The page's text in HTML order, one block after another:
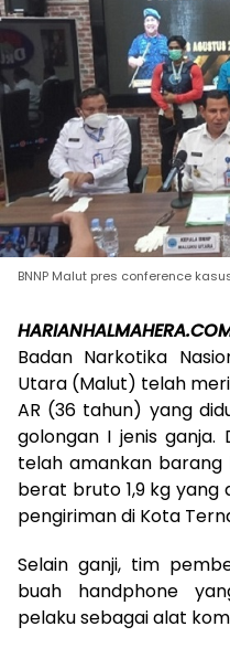
BNNP Malut pres conference
Badan Narkotika
Utara (Malut) telah
AR (36 tahun) yang
golongan I jenis ganja.
telah amankan
berat bruto 1,9 kg yang
pengiriman di Kota
Selain ganji, tim
buah handphone
pelaku sebagai alat